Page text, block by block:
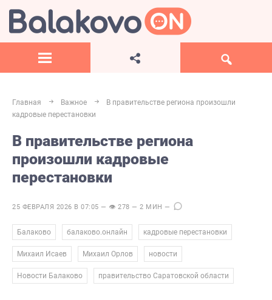
Главная Важное
В правительстве региона произошли
кадровые перестановки
В правительстве региона
произошли кадровые
перестановки
25 ФЕВРАЛЯ 2026 В 07:05 — 👁 278 — 2 МИН —
Балаково балаково.онлайн кадровые перестановки
Михаил Исаев Михаил Орлов новости
Новости Балаково правительство Саратовской области